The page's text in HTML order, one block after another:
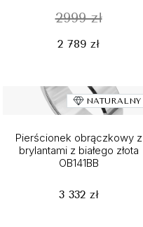
2999 zł
2 789 zł
NATURALNY
Pierścionek obrączkowy z
brylantami z białego złota
OB141BB
3 332 zł